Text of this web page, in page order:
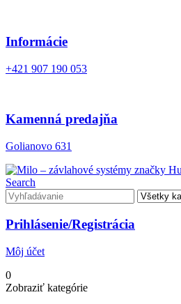
Informácie
+421 907 190 053
Kamenná predajňa
Golianovo 631
Search
Prihlásenie/Registrácia
Môj účet
0
Zobraziť kategórie